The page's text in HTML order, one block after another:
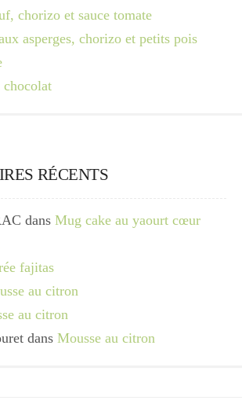
chorizo et sauce tomate
asperges, chorizo et petits pois
chocolat
RÉCENTS
dans Mug cake au yaourt cœur
fajitas
au citron
au citron
dans Mousse au citron